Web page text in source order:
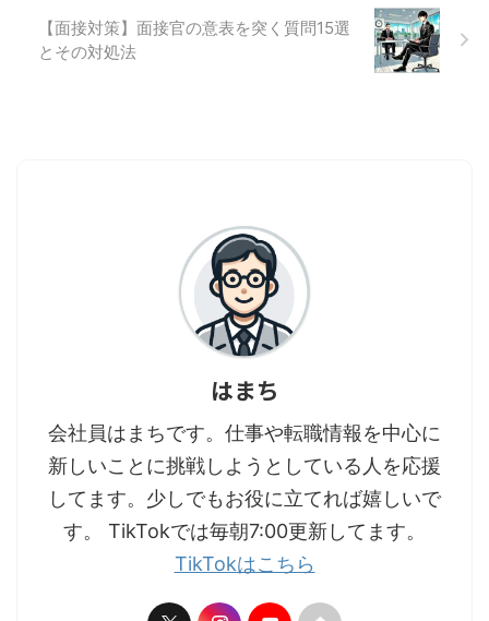
とが大切です。
気になるシワを
目 ...
【面接対策】面接官の意表を突く質問15選
とその対処法
はまち
会社員はまちです。仕事や転職情報を中心に
新しいことに挑戦しようとしている人を応援
してます。少しでもお役に立てれば嬉しいで
す。 TikTokでは毎朝7:00更新してます。
TikTokはこちら